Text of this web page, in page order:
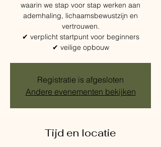
waarin we stap voor stap werken aan
ademhaling, lichaamsbewustzijn en
vertrouwen.
✔ verplicht startpunt voor beginners
✔ veilige opbouw
Registratie is afgesloten
Andere evenementen bekijken
Tijd en locatie